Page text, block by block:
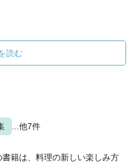
読む
...他7件
籍は、料理の新しい楽しみ方